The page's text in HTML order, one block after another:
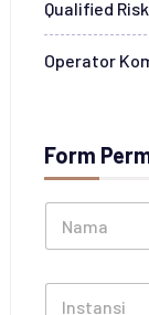
Qualified
Operator
Form
N
m
I